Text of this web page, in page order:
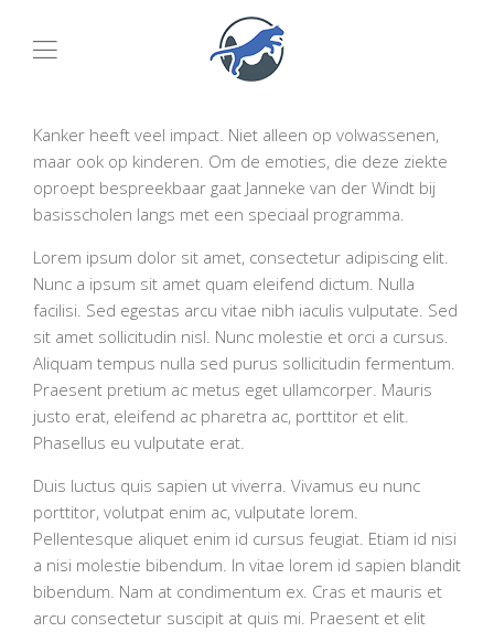
Kanker heeft veel impact. Niet alleen op volwassenen,
maar ook op kinderen. Om de emoties, die deze ziekte
oproept bespreekbaar gaat Janneke van der Windt bij
basisscholen langs met een speciaal programma.
Lorem ipsum dolor sit amet, consectetur adipiscing elit.
Nunc a ipsum sit amet quam eleifend dictum. Nulla
facilisi. Sed egestas arcu vitae nibh iaculis vulputate. Sed
sit amet sollicitudin nisl. Nunc molestie et orci a cursus.
Aliquam tempus nulla sed purus sollicitudin fermentum.
Praesent pretium ac metus eget ullamcorper. Mauris
justo erat, eleifend ac pharetra ac, porttitor et elit.
Phasellus eu vulputate erat.
Duis luctus quis sapien ut viverra. Vivamus eu nunc
porttitor, volutpat enim ac, vulputate lorem.
Pellentesque aliquet enim id cursus feugiat. Etiam id nisi
a nisi molestie bibendum. In vitae lorem id sapien blandit
bibendum. Nam at condimentum ex. Cras et mauris et
arcu consectetur suscipit at quis mi. Praesent et elit